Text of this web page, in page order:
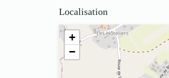
Localisation
+
−